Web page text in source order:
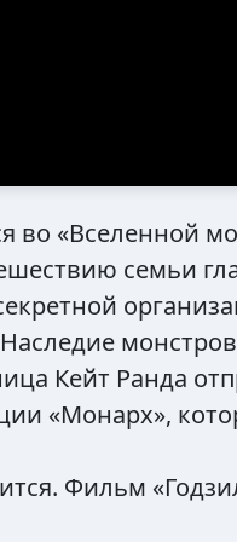
во «Вселенной
семьи
Кейт Ранда
«Монарх»,
Фильм